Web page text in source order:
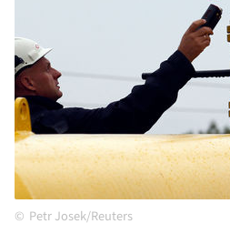
Petr Josek/Reuters